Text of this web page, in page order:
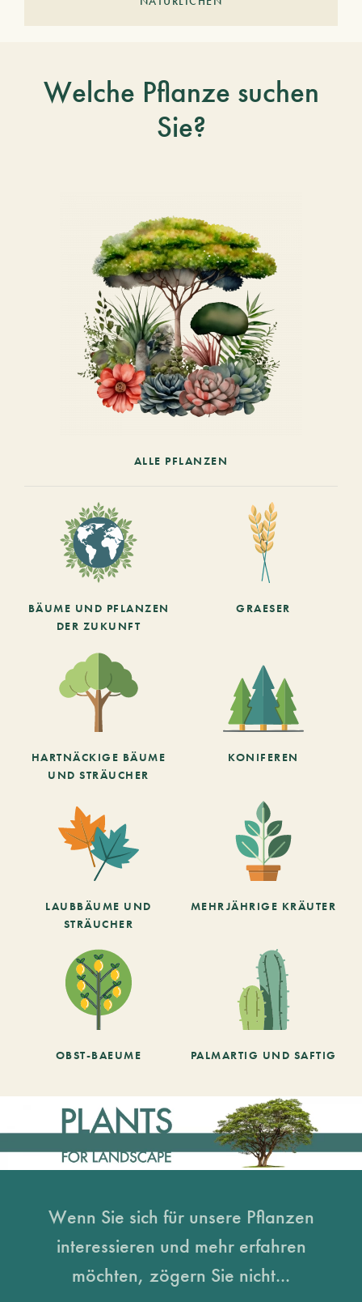
Welche Pflanze suchen
Sie?
ALLE PFLANZEN
BÄUME UND PFLANZEN
DER ZUKUNFT
GRAESER
HARTNÄCKIGE BÄUME
UND STRÄUCHER
KONIFEREN
LAUBBÄUME UND
STRÄUCHER
MEHRJÄHRIGE KRÄUTER
OBST-BAEUME PALMARTIG UND SAFTIG
Wenn Sie sich für unsere Pflanzen
interessieren und mehr erfahren
möchten, zögern Sie nicht...